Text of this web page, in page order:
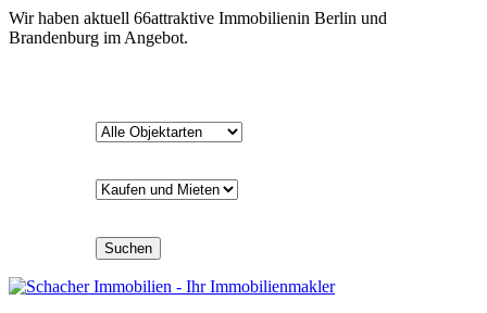
Wir haben aktuell 66attraktive Immobilienin Berlin und
Brandenburg im Angebot.
Suchen